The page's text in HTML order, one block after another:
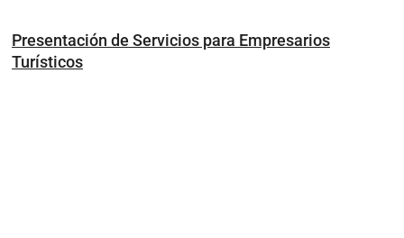
Presentación de Servicios para Empresarios
Turísticos